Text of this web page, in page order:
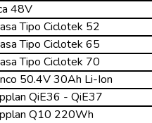
48V
Tipo Ciclotek 52
Tipo Ciclotek 65
Tipo Ciclotek 70
50.4V 30Ah Li-Ion
QiE36 - QiE37
Q10 220Wh